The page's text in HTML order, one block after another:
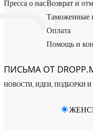
Пресса о насВозврат и
Таможенные
Оплата
Помощь и
ПИСЬМА ОТ
НОВОСТИ, ИДЕИ, ПОДБОРКИ